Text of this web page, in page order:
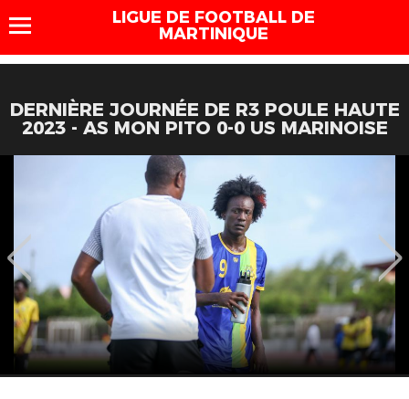
LIGUE DE FOOTBALL DE
MARTINIQUE
DERNIÈRE JOURNÉE DE R3 POULE HAUTE
2023 - AS MON PITO 0-0 US MARINOISE